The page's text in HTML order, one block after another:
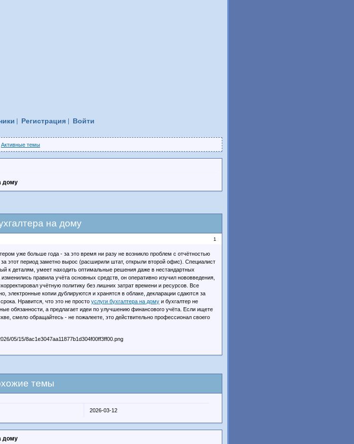
Регистрация Войти
Активные темы
дому
на дому
1
уже больше года - за это время ни разу не возникло проблем с отчётностью
этот период заметно вырос (расширили штат, открыли второй офис). Специалист
к деталям, умеет находить оптимальные решения даже в нестандартных
правила учёта основных средств, он оперативно изучил нововведения,
учётную политику без лишних затрат времени и ресурсов. Все
электронные копии дублируются и хранятся в облаке, декларации сдаются за
Нравится, что это не простоуслуги бухгалтера на дому и бухгалтер не
обязанности, а предлагает идеи по улучшению финансового учёта. Если ищете
смело обращайтесь - не пожалеете, это действительно профессионал своего
темы
2026-03-12
дому